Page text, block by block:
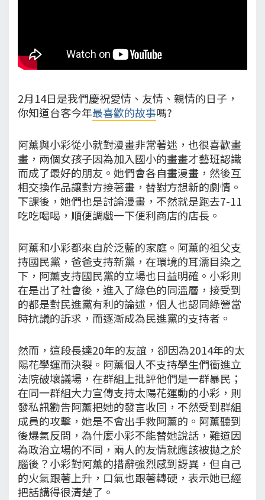
2月14日是我們慶祝愛情、友情、親情的日子，
你知道台客今年最喜歡的故事嗎?
阿薰與小彩從小就對漫畫非常著迷，也很喜歡畫
畫，兩個女孩子因為加入國小的畫畫才藝班認識
而成了最好的朋友。她們會各自畫漫畫，然後互
相交換作品讓對方接著畫，替對方想新的劇情。
下課後，她們也是討論漫畫，不然就是跑去7-11
吃吃喝喝，順便調戲一下便利商店的店長。
阿薰和小彩都來自於泛藍的家庭。阿薰的祖父支
持國民黨，爸爸支持新黨，在環境的耳濡目染之
下，阿薰支持國民黨的立場也日益明確。小彩則
在是出了社會後，進入了綠色的同溫層，接受到
的都是對民進黨有利的論述，個人也認同綠營當
時抗議的訴求，而逐漸成為民進黨的支持者。
然而，這段長達20年的友誼，卻因為2014年的太
陽花學運而決裂。阿薰個人不支持學生們衝進立
法院破壞議場，在群組上批評他們是一群暴民；
在同一群組大力宣傳支持太陽花運動的小彩，則
發私訊勸告阿薰把她的發言收回，不然受到群組
成員的攻擊，她是不會出手救阿薰的。阿薰聽到
後爆氣反問，為什麼小彩不能替她說話，難道因
為政治立場的不同，兩人的友情就應該被拋之於
腦後？小彩對阿薰的措辭強烈感到訝異，但自己
的火氣跟著上升，口氣也跟著轉硬，表示她已經
把話講得很清楚了。